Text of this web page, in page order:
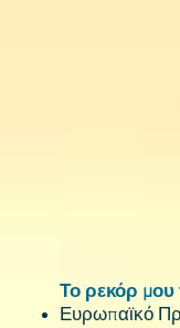
1ος
4ος
4ος
4ος
6ος
6ος
6ος
6ος
7ος
Το ρεκόρ μου
Ευρωπαϊκό